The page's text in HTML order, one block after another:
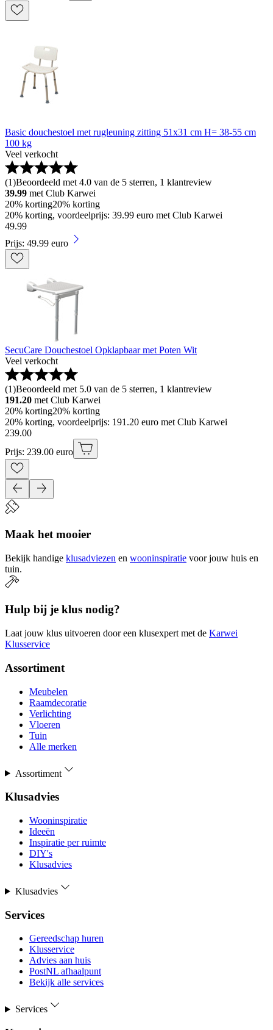
Basic douchestoel met rugleuning zitting 51x31 cm H= 38-55 cm
100 kg
Veel verkocht
(1)Beoordeeld met 4.0 van de 5 sterren, 1 klantreview
39.99 met Club Karwei
20% korting20% korting
20% korting, voordeelprijs: 39.99 euro met Club Karwei
49.99
Prijs: 49.99 euro
SecuCare Douchestoel Opklapbaar met Poten Wit
Veel verkocht
(1)Beoordeeld met 5.0 van de 5 sterren, 1 klantreview
191.20 met Club Karwei
20% korting20% korting
20% korting, voordeelprijs: 191.20 euro met Club Karwei
239.00
Prijs: 239.00 euro
Maak het mooier
Bekijk handige klusadviezen en wooninspiratie voor jouw huis en
tuin.
Hulp bij je klus nodig?
Laat jouw klus uitvoeren door een klusexpert met de Karwei
Klusservice
Assortiment
Meubelen
Raamdecoratie
Verlichting
Vloeren
Tuin
Alle merken
Assortiment
Klusadvies
Wooninspiratie
Ideeën
Inspiratie per ruimte
DIY's
Klusadvies
Klusadvies
Services
Gereedschap huren
Klusservice
Advies aan huis
PostNL afhaalpunt
Bekijk alle services
Services